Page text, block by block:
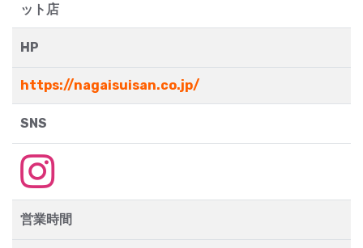
ット店
HP
https://nagaisuisan.co.jp/
SNS
営業時間